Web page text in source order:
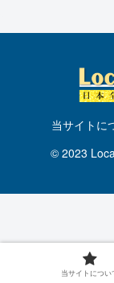
当サイトに
© 2023
当サイトについ